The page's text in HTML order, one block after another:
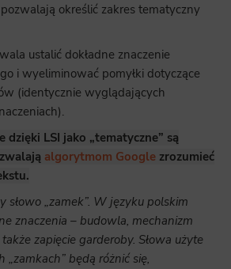
określić zakres tematyczny
ustalić dokładne znaczenie
i wyeliminować pomyłki dotyczące
(identycznie wyglądających
dzięki LSI jako „tematyczne” są
algorytmom Google zrozumieć
słowo „zamek”. W języku polskim
znaczenia – budowla, mechanizm
zapięcie garderoby. Słowa użyte
będą różnić się,